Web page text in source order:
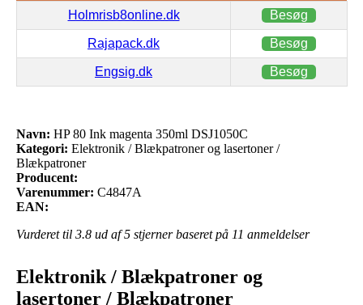
Holmrisb8online.dk Besøg
Rajapack.dk Besøg
Engsig.dk Besøg
Navn: HP 80 Ink magenta 350ml DSJ1050C
Kategori: Elektronik / Blækpatroner og lasertoner /
Blækpatroner
Producent:
Varenummer: C4847A
EAN:
Vurderet til 3.8 ud af 5 stjerner baseret på 11 anmeldelser
Elektronik / Blækpatroner og
lasertoner / Blækpatroner